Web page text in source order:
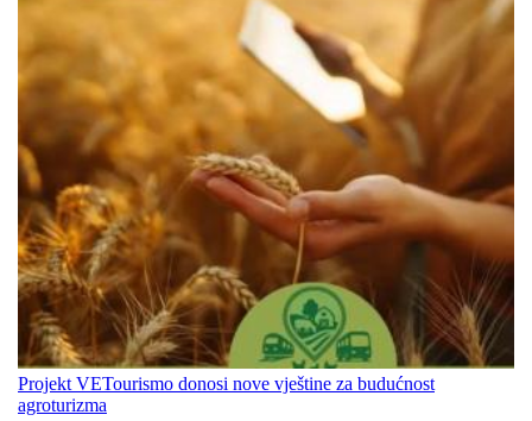
Projekt VETourismo donosi nove vještine za budućnost
agroturizma